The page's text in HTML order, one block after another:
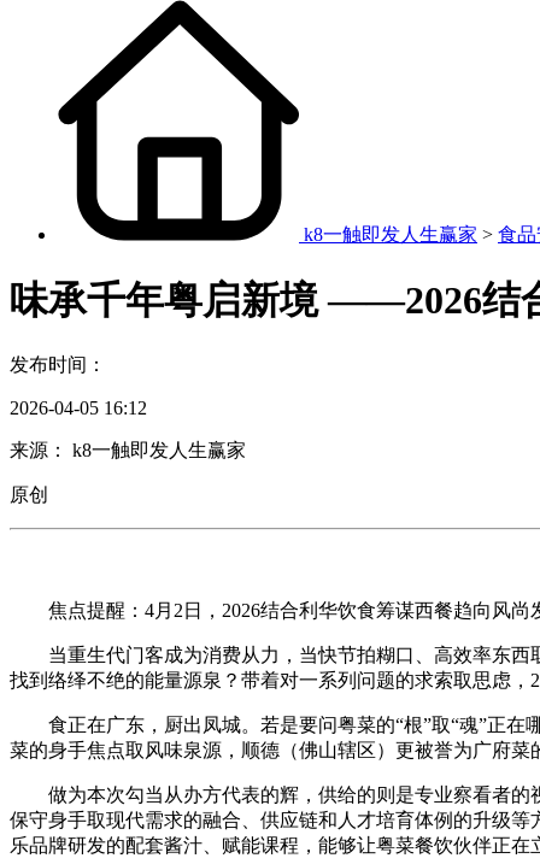
k8一触即发人生赢家 > 食
味承千年粤启新境 ——2026结
发布时间：
2026-04-05 16:12
来源： k8一触即发人生赢家
原创
焦点提醒：4月2日，2026结合利华饮食筹谋西餐趋向风尚
当重生代门客成为消费从力，当快节拍糊口、高效率东西
找到络绎不绝的能量源泉？带着对一系列问题的求索取思虑
食正在广东，厨出凤城。若是要问粤菜的“根”取“魂”正在
菜的身手焦点取风味泉源，顺德（佛山辖区）更被誉为广府
做为本次勾当从办方代表的辉，供给的则是专业察看者的
保守身手取现代需求的融合、供应链和人才培育体例的升级
乐品牌研发的配套酱汁、赋能课程，能够让粤菜餐饮伙伴正在